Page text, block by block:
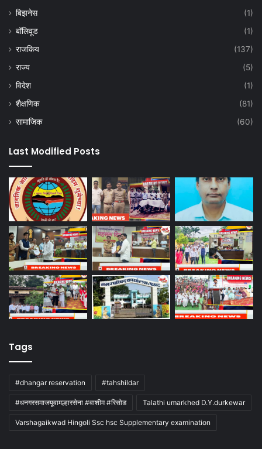
बिझनेस
(1)
बॉलिवूड
(1)
राजकिय
(137)
राज्य
(5)
विदेश
(1)
शैक्षणिक
(81)
सामाजिक
(60)
Last Modified Posts
Tags
#dhangar reservation #tahshildar
#धनगरसमाजयूवामल्हारसेना #वाशीम #रिसोड Talathi umarkhed D.Y.durkewar
Varshagaikwad Hingoli Ssc hsc Supplementary examination